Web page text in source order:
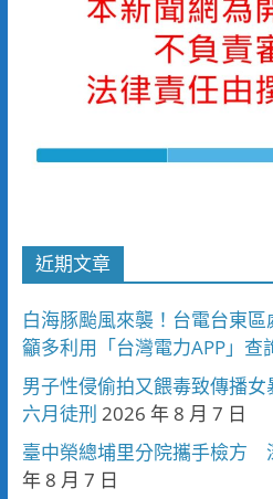
近期文章
白海豚颱風來襲！台電台東
籲多利用「台灣電力APP」查
男子性侵偷拍又餵毒致傳播
六月徒刑 2026 年 8 月 7 日
臺中榮總埔里分院攜手檢方
年 8 月 7 日